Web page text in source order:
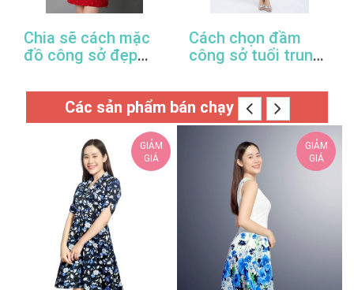
Chia sẽ cách mặc
đồ công sở đẹp
này
Cách chọn đầm
công sở tuổi trung
Các sản phẩm bán chạy
GIẢM
GIÁ
GIẢM
GIÁ